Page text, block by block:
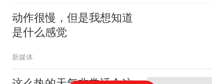
动作很慢，但是我想知道
是什么感觉
新媒体